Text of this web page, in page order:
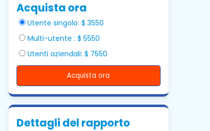
Acquista ora
Utente singolo: $ 3550
Multi-utente : $ 5550
Utenti aziendali: $ 7550
Acquista ora
Dettagli del rapporto